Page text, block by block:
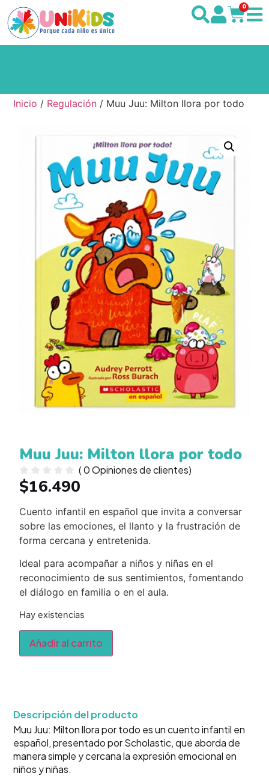
0
Inicio / Regulación / Muu Juu: Milton llora por todo
Muu Juu: Milton llora por todo
(0Opiniones de clientes)
$16.490
Cuento infantil en español que invita a conversar
sobre las emociones, el llanto y la frustración de
forma cercana y entretenida.
Ideal para acompañar a niños y niñas en el
reconocimiento de sus sentimientos, fomentando
el diálogo en familia o en el aula.
Hay existencias
Añadir al carrito
Descripción del producto
Muu Juu: Milton llora por todo es un cuento infantil en
español, presentado por Scholastic, que aborda de
manera simple y cercana la expresión emocional en
niños y niñas.